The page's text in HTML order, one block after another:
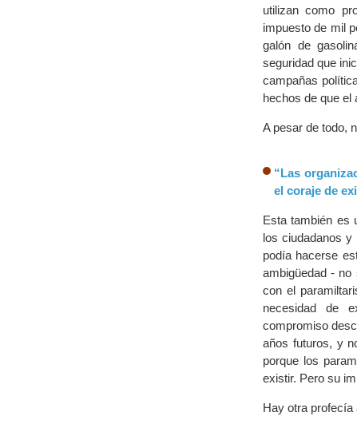
utilizan como
impuesto de mil
galón de
seguridad que
campañas
hechos de que el
A pesar de todo,
“Las
el coraje de
Esta también es
los ciudadanos
podía hacerse
ambigüedad - no
con el
necesidad de
compromiso
años futuros, y
porque los
existir. Pero su
Hay otra profecía